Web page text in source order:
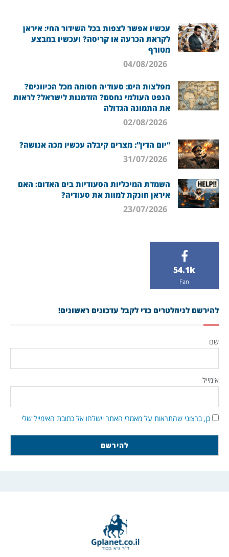
עכשיו אפשר לצפות בכל השידור החי: איראן
לקראת הכרעה או קריסה? ועכשיו במבצע
מטורף
מפלצות הים: סעודיה חסומה מכל הכיוונים?
הנפט העולמי נחסם? הזדמנות לישראל? לראות
את התמונה הגדולה
“יום הדין”: מצרים קיבלה עכשיו מכה אנושה?
השמדת המיכליות הסעודיות בים האדום: האם
איראן חונקת למוות את סעודיה?
54.1k
Fan
להירשם לניוזלטרים כדי לקבל עדכונים ראשונים!
שם
אימייל
כן, ברצוני שהתראות על מאמרי האתר יישלחו אל כתובת האימייל שלי